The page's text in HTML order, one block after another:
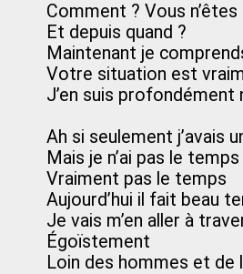
Comment ? Vous
Et depuis quand ?
Maintenant je
Votre situation est
J’en suis profondément
Ah si seulement j’avais
Mais je n’ai pas le temps
Vraiment pas le temps
Aujourd’hui il fait beau
Je vais m’en aller à
Égoïstement
Loin des hommes et